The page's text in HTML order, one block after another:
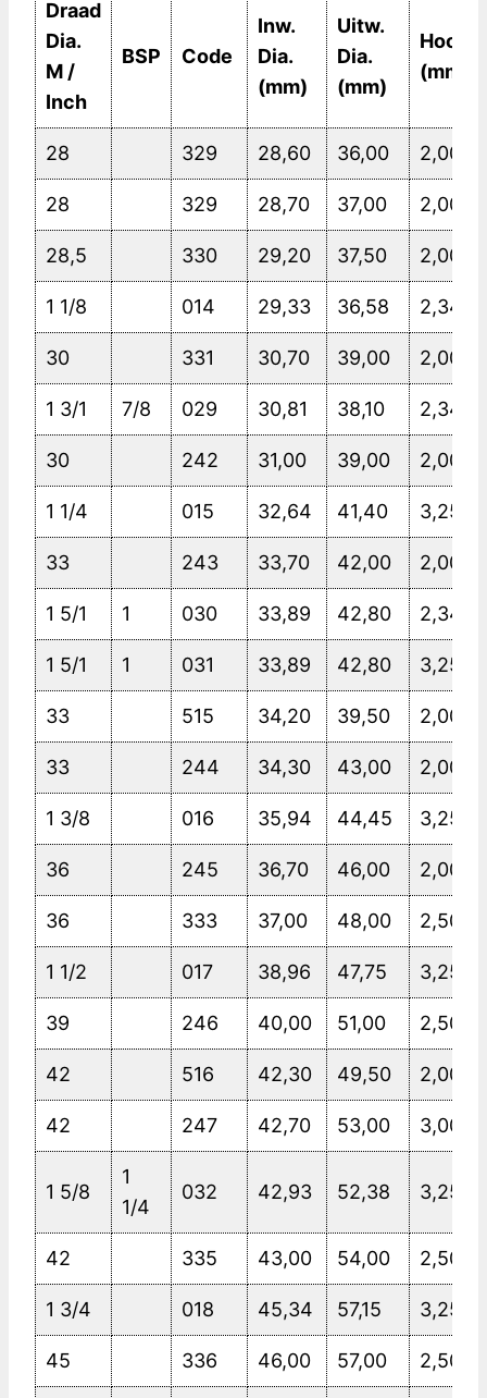
Draad
Dia.
M /
Inch
BSP Code
Inw.
Dia.
(mm)
Uitw.
Dia.
(mm)
(mm)
28 329 28,60 36,00 2,00
28 329 28,70 37,00 2,00
28,5 330 29,20 37,50 2,00
1 1/8 014 29,33 36,58 2,34
30 331 30,70 39,00 2,00
1 3/1 7/8 029 30,81 38,10 2,34
30 242 31,00 39,00 2,00
1 1/4 015 32,64 41,40 3,25
33 243 33,70 42,00 2,00
1 5/1 1 030 33,89 42,80 2,34
1 5/1 1 031 33,89 42,80 3,25
33 515 34,20 39,50 2,00
33 244 34,30 43,00 2,00
1 3/8 016 35,94 44,45 3,25
36 245 36,70 46,00 2,00
36 333 37,00 48,00 2,50
1 1/2 017 38,96 47,75 3,25
39 246 40,00 51,00 2,50
42 516 42,30 49,50 2,00
42 247 42,70 53,00 3,00
1 5/8
1
1/4
032 42,93 52,38 3,25
42 335 43,00 54,00 2,50
1 3/4 018 45,34 57,15 3,25
45 336 46,00 57,00 2,50